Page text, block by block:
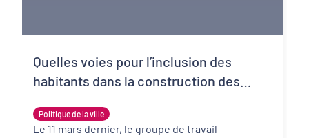
Politique de la ville
Quelles voies pour l’inclusion des
habitants dans la construction des
Le 11 mars dernier, le groupe de travail